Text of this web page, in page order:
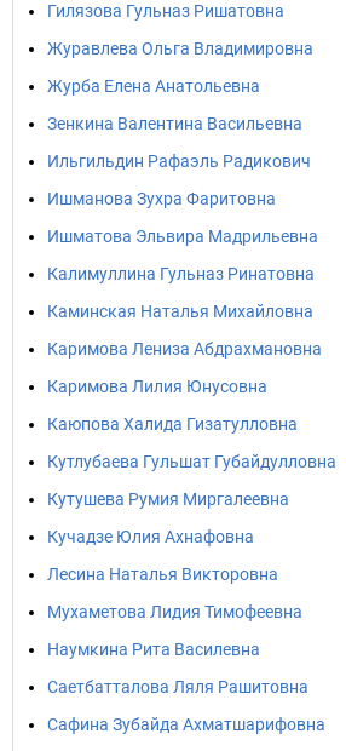
Гилязова Гульназ Ришатовна
Журавлева Ольга Владимировна
Журба Елена Анатольевна
Зенкина Валентина Васильевна
Ильгильдин Рафаэль Радикович
Ишманова Зухра Фаритовна
Ишматова Эльвира Мадрильевна
Калимуллина Гульназ Ринатовна
Каминская Наталья Михайловна
Каримова Лениза Абдрахмановна
Каримова Лилия Юнусовна
Каюпова Халида Гизатулловна
Кутлубаева Гульшат Губайдулловна
Кутушева Румия Миргалеевна
Кучадзе Юлия Ахнафовна
Лесина Наталья Викторовна
Мухаметова Лидия Тимофеевна
Наумкина Рита Василевна
Саетбатталова Ляля Рашитовна
Сафина Зубайда Ахматшарифовна